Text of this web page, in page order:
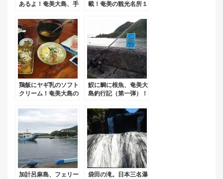
あるよ！奄美大島、手
載！奄美の観光名所１
鶏飯にヤギ乳のソフト
クリーム！奄美大島の
鮫に鯛に根魚、奄美大
島釣行記（第一弾）！
労。
加計呂麻島、フェリー
袋田の滝。日本三名瀑